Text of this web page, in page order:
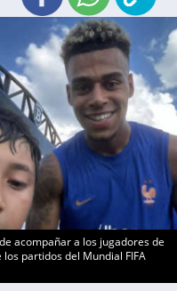
acompañar a los jugadores de
partidos del Mundial FIFA